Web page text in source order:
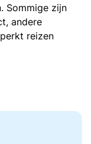
Sommige zijn
andere
reizen